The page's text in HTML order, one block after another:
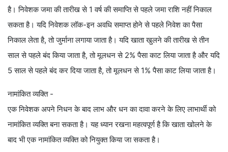
है। निवेशक जमा की तारीख से 1 वर्ष की समाप्ति से पहले जमा राशि नहीं निकाल
सकता है। यदि निवेशक लॉक-इन अवधि समाप्त होने से पहले निवेश का पैसा
निकाल लेता है, तो जुर्माना लगाया जाता है। यदि खाता खुलने की तारीख से तीन
साल से पहले बंद किया जाता है, तो मूलधन से 2% पैसा काट लिया जाता है और यदि
5 साल से पहले बंद कर दिया जाता है, तो मूलधन से 1% पैसा काट लिया जाता है।
नामांकित व्यक्ति -
एक निवेशक अपने निधन के बाद लाभ और धन का दावा करने के लिए लाभार्थी को
नामांकित व्यक्ति बना सकता है। यह ध्यान रखना महत्वपूर्ण है कि खाता खोलने के
बाद भी एक नामांकित व्यक्ति को नियुक्त किया जा सकता है।